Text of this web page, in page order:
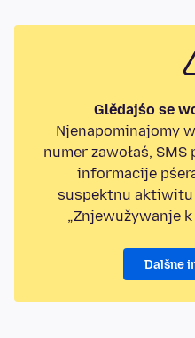
Glědajśo se
Njenapominajomy
numer zawołaś,
informacije
suspektnu aktiwitu
„Znjewužywanje
Dalšne